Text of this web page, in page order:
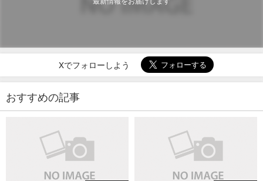
Xでフォローしよう
おすすめの記事